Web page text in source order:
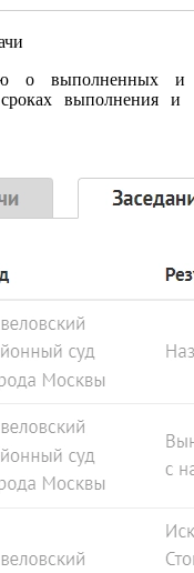
о выполненных и
выполнения и